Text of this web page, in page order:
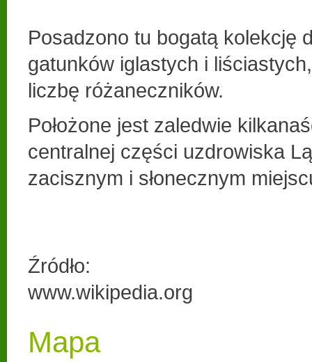
Posadzono tu bogatą kolekcję
gatunków iglastych i
liczbę różaneczników.
Położone jest zaledwie
centralnej części uzdrowiska
zacisznym i słonecznym
Źródło:
www.wikipedia.org
Mapa